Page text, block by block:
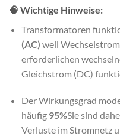
🧠 Wichtige Hinweise:
Transformatoren
(AC) weil
erforderlichen
Gleichstrom (DC)
Der Wirkungsgrad
häufig 95%Sie sind
Verluste im Stromnetz